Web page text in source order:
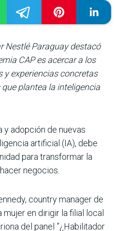
Nestlé Paraguay destacó
CAP es acercar a los
y experiencias concretas
plantea la inteligencia
y adopción de nuevas
artificial (IA), debe
para transformar la
negocios.
country manager de
en dirigir la filial local
del panel ”¿Habilitador